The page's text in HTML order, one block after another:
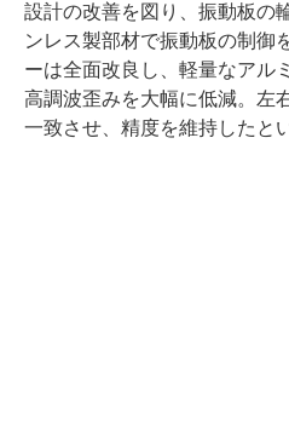
設計の改善を図り、振動板の
ンレス製部材で振動板の制御
ーは全面改良し、軽量なアル
高調波歪みを大幅に低減。左
一致させ、精度を維持したと